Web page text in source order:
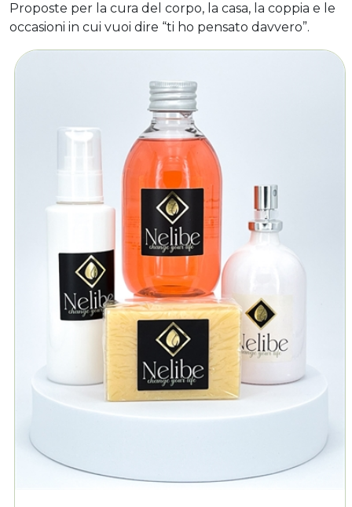
Proposte per la cura del corpo, la casa, la coppia e le
occasioni in cui vuoi dire “ti ho pensato davvero”.